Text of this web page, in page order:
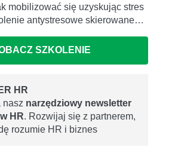
mobilizować się uzyskując stres
antystresowe skierowane…
SZKOLENIE
HR
nasz narzędziowy newsletter
HR. Rozwijaj się z partnerem,
rozumie HR i biznes